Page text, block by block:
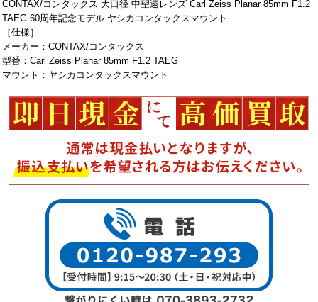
CONTAX/コンタックス 大口径 中望遠レンズ Carl Zeiss Planar 85mm F1.2
TAEG 60周年記念モデル ヤシカコンタックスマウント
［仕様］
メーカー：CONTAX/コンタックス
型番：Carl Zeiss Planar 85mm F1.2 TAEG
マウント：ヤシカコンタックスマウント